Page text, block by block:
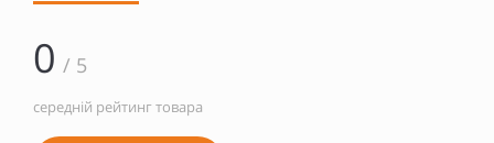
0 / 5
середній рейтинг товара